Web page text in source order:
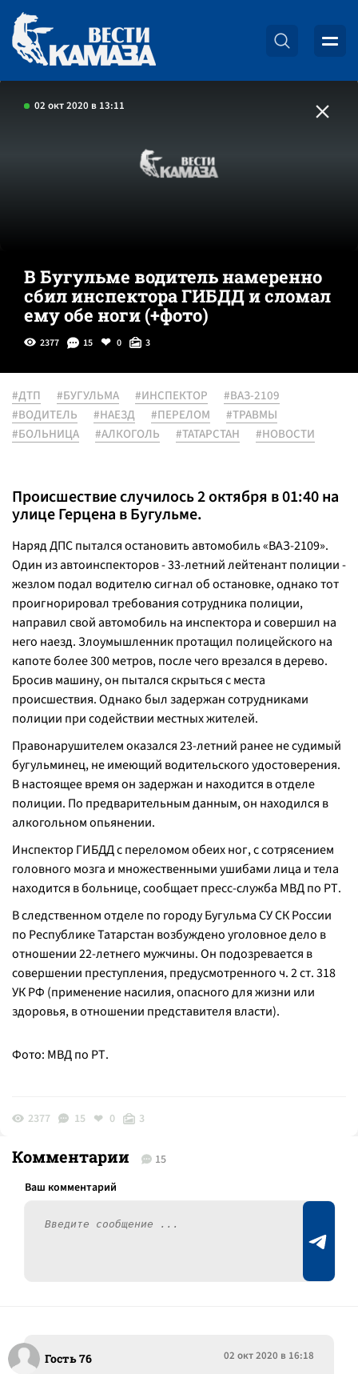
02 окт 2020 в 13:11
В Бугульме водитель намеренно
сбил инспектора ГИБДД и сломал
ему обе ноги (+фото)
2377 15 0 3
#ДТП #БУГУЛЬМА #ИНСПЕКТОР
#ВАЗ-2109
#ВОДИТЕЛЬ
#НАЕЗД #ПЕРЕЛОМ
#ТРАВМЫ
#БОЛЬНИЦА
#АЛКОГОЛЬ #ТАТАРСТАН #НОВОСТИ
Происшествие случилось 2 октября в 01:40 на
улице Герцена в Бугульме.
Наряд ДПС пытался остановить автомобиль «ВАЗ-2109».
Один из автоинспекторов - 33-летний лейтенант полиции -
жезлом подал водителю сигнал об остановке, однако тот
проигнорировал требования сотрудника полиции,
направил свой автомобиль на инспектора и совершил на
него наезд. Злоумышленник протащил полицейского на
капоте более 300 метров, после чего врезался в дерево.
Бросив машину, он пытался скрыться с места
происшествия. Однако был задержан сотрудниками
полиции при содействии местных жителей.
Правонарушителем оказался 23-летний ранее не судимый
бугульминец, не имеющий водительского удостоверения.
В настоящее время он задержан и находится в отделе
полиции. По предварительным данным, он находился в
алкогольном опьянении.
Инспектор ГИБДД с переломом обеих ног, с сотрясением
головного мозга и множественными ушибами лица и тела
находится в больнице, сообщает пресс-служба МВД по РТ.
В следственном отделе по городу Бугульма СУ СК России
по Республике Татарстан возбуждено уголовное дело в
отношении 22-летнего мужчины. Он подозревается в
совершении преступления, предусмотренного ч. 2 ст. 318
УК РФ (применение насилия, опасного для жизни или
здоровья, в отношении представителя власти).
Фото: МВД по РТ.
2377 15 0 3
Комментарии 15
Гость 76 02 окт 2020 в 16:18